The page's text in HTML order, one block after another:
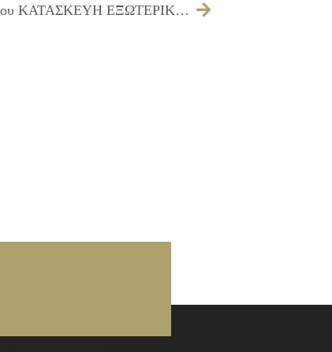
094/2014 – Έγκριση του 1ου ΑΠΕ του έργου ΚΑΤΑΣΚΕΥΗ ΕΞΩΤΕΡΙΚΩΝ ΔΙΑΚΛΑΔΩΣΕΩΝ ΑΚΙΝΗΤΩΝ ΕΡΓ. Β1/11